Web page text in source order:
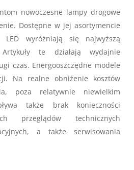
nowoczesne lampy drogowe
Dostępne w jej asortymencie
LED wyróżniają się najwyższą
te działają wydajnie
czas. Energooszczędne modele
Na realne obniżenie kosztów
poza relatywnie niewielkim
także brak konieczności
przeglądów technicznych
a także serwisowania